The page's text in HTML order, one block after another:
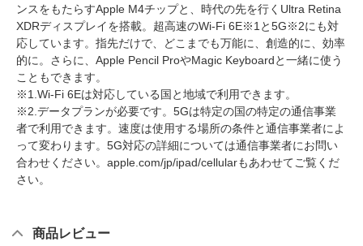
ンスをもたらすApple M4チップと、時代の先を行くUltra Retina
XDRディスプレイを搭載。超高速のWi-Fi 6E※1と5G※2にも対
応しています。指先だけで、どこまでも万能に、創造的に、効率
的に。さらに、Apple Pencil ProやMagic Keyboardと一緒に使う
こともできます。
※1.Wi-Fi 6Eは対応している国と地域で利用できます。
※2.データプランが必要です。5Gは特定の国の特定の通信事業
者で利用できます。速度は使用する場所の条件と通信事業者によ
って変わります。5G対応の詳細については通信事業者にお問い
合わせください。apple.com/jp/ipad/cellularもあわせてご覧くだ
さい。
商品レビュー